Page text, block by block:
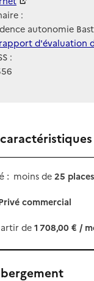
:
autonomie
d'évaluation
:
: moins de 25 places
commercial
de 1 708,00 € /